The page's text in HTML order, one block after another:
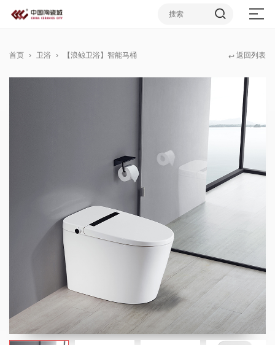
首页 卫浴 【浪鲸卫浴】智能马桶 ↩ 返回列表